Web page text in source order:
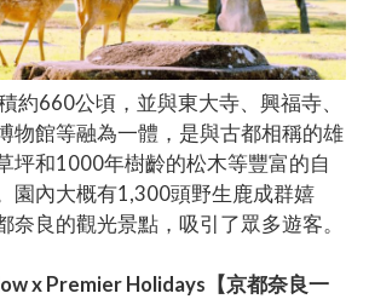
約660公頃，並與東大寺、興福寺、
物館等融為一體，是與古都相稱的雄
坪和1000年樹齡的松木等豐富的自
園內大概有1,300頭野生鹿成群嬉
奈良的觀光景點，吸引了眾多遊客。
x Premier Holidays【京都奈良一